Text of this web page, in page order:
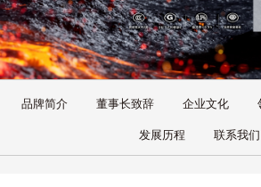
品牌简介 董事长致辞 企业文化
发展历程 联系我们